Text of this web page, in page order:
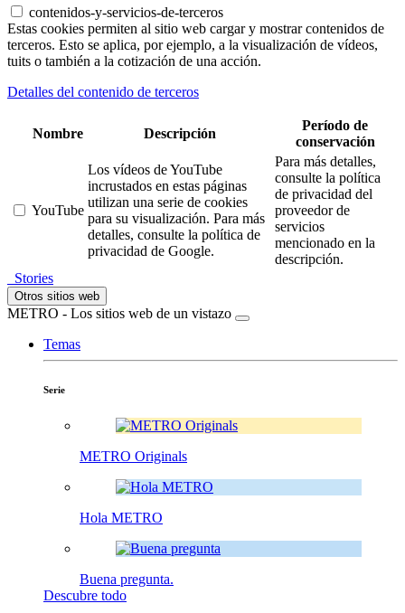
contenidos-y-servicios-de-terceros
Estas cookies permiten al sitio web cargar y mostrar contenidos de
terceros. Esto se aplica, por ejemplo, a la visualización de vídeos,
tuits o también a la cotización de una acción.
Detalles del contenido de terceros
Nombre Descripción
Período de
conservación
YouTube
Los vídeos de YouTube
incrustados en estas páginas
utilizan una serie de cookies
para su visualización. Para más
detalles, consulte la política de
privacidad de Google.
Para más detalles,
consulte la política
de privacidad del
proveedor de
servicios
mencionado en la
descripción.
Stories
Otros sitios web
METRO - Los sitios web de un vistazo
Temas
Serie
METRO Originals
Hola METRO
Buena pregunta.
Descubre todo